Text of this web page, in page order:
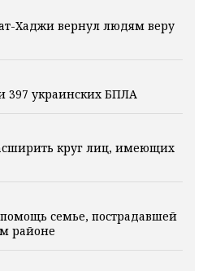
Хаджи вернул людям веру
397 украинских БПЛА
круг лиц, имеющих
семье, пострадавшей
районе